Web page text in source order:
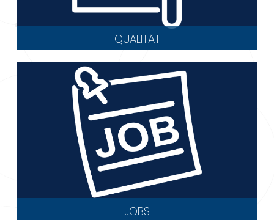
QUALITÄT
JOBS